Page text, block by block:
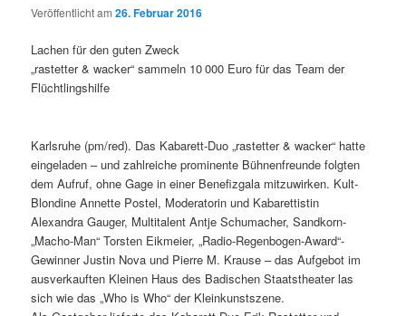
Veröffentlicht am26. Februar 2016
Lachen für den guten Zweck
„rastetter & wacker“ sammeln 10 000 Euro für das Team der
Flüchtlingshilfe
Karlsruhe (pm/red). Das Kabarett-Duo „rastetter & wacker“ hatte
eingeladen – und zahlreiche prominente Bühnenfreunde folgten
dem Aufruf, ohne Gage in einer Benefizgala mitzuwirken. Kult-
Blondine Annette Postel, Moderatorin und Kabarettistin
Alexandra Gauger, Multitalent Antje Schumacher, Sandkorn-
„Macho-Man“ Torsten Eikmeier, „Radio-Regenbogen-Award“-
Gewinner Justin Nova und Pierre M. Krause – das Aufgebot im
ausverkauften Kleinen Haus des Badischen Staatstheater las
sich wie das „Who is Who“ der Kleinkunstszene.